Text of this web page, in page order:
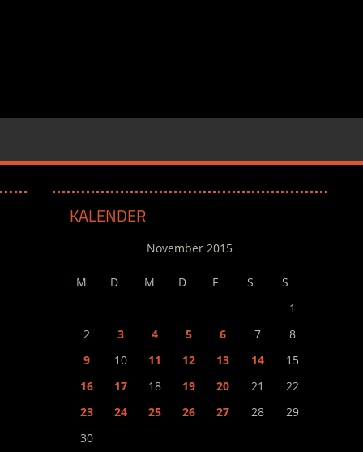
KALENDER
November 2015
M D M D F S
S
1
2
3 4 5 6 7
8
9
10 11 12 13 14
15
16
17 18 19 20 21
22
23
24 25 26 27 28
29
30